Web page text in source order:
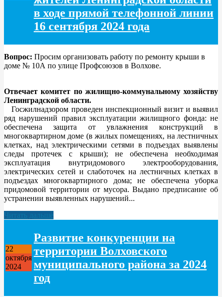
в ходе прямой телефонной линии
16 сентября 2024 года
Вопрос: Просим организовать работу по ремонту крыши в
доме № 10А по улице Профсоюзов в Волхове.
Отвечает комитет по жилищно-коммунальному хозяйству
Ленинградской области.
Госжилнадзором проведен инспекционный визит и выявил
ряд нарушений правил эксплуатации жилищного фонда: не
обеспечена защита от увлажнения конструкций в
многоквартирном доме (в жилых помещениях, на лестничных
клетках, над электрическими сетями в подъездах выявлены
следы протечек с крыши); не обеспечена необходимая
эксплуатация внутридомового электрооборудования,
электрических сетей и слаботочек на лестничных клетках в
подъездах многоквартирного дома; не обеспечена уборка
придомовой территории от мусора. Выдано предписание об
устранении выявленных нарушений...
Читать дальше
22
октября
2024
Развитие конкуренции на
территории Волховского
муниципального района за 2024
год